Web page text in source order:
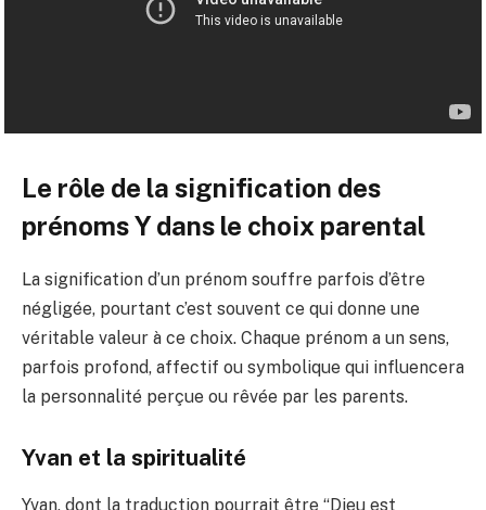
Le rôle de la signification des
prénoms Y dans le choix parental
La signification d’un prénom souffre parfois d’être
négligée, pourtant c’est souvent ce qui donne une
véritable valeur à ce choix. Chaque prénom a un sens,
parfois profond, affectif ou symbolique qui influencera
la personnalité perçue ou rêvée par les parents.
Yvan et la spiritualité
Yvan, dont la traduction pourrait être “Dieu est